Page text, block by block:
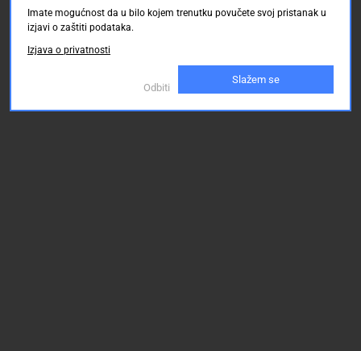
Imate mogućnost da u bilo kojem trenutku povučete svoj pristanak u
izjavi o zaštiti podataka.
Izjava o privatnosti
Odbiti
Slažem se